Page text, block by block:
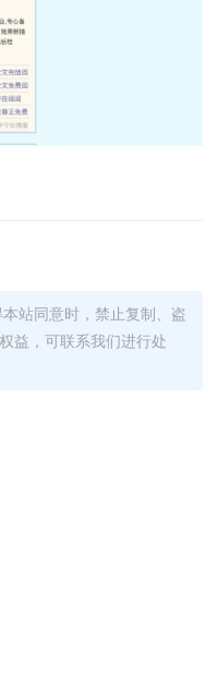
站同意时，禁止复制、盗
益，可联系我们进行处